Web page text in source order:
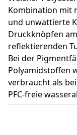
Kombination mit
und unwattierte
Druckknöpfen
reflektierenden
Bei der
Polyamidstoffen
verbraucht als
PFC-freie